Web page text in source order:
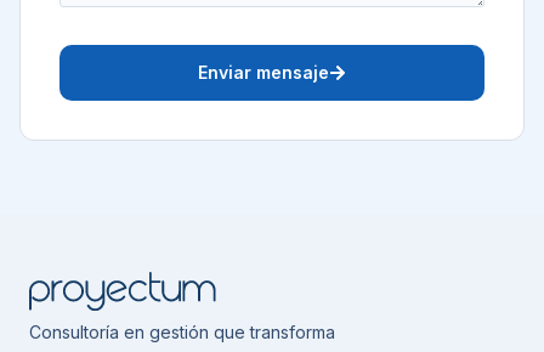
Enviar mensaje
Consultoría en gestión que transforma